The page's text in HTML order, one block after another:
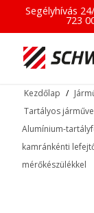
Segélyhívás
723
Kezdőlap /
Tartályos
Alumínium-
kamránkénti
mérőkészülékkel